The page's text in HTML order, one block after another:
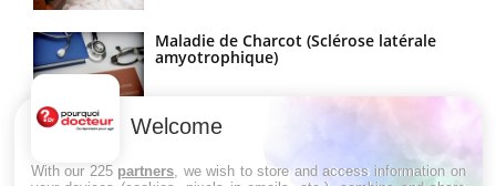
Maladie de Charcot (Sclérose latérale
amyotrophique)
Welcome
With our 225 partners , we wish to store and access information on